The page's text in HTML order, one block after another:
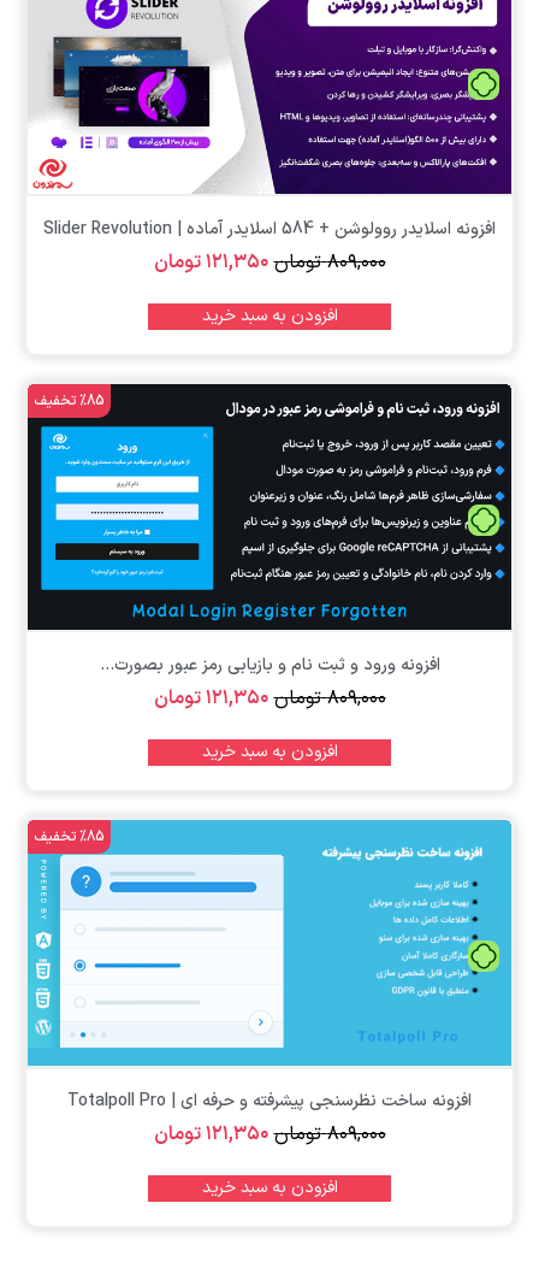
تومان
افزونه اسلایدر روولوشن + 584 اسلایدر آماده | Slider Revolution
۸۰۹,۰۰۰ تومان۱۲۱,۳۵۰تومان
افزودن به سبد خرید
تومان
%85 تخفیف
افزونه ورود و ثبت نام و بازیابی رمز عبور بصورت...
۸۰۹,۰۰۰ تومان۱۲۱,۳۵۰تومان
افزودن به سبد خرید
%85 تخفیف
افزونه ساخت نظرسنجی پیشرفته و حرفه ای | Totalpoll Pro
۸۰۹,۰۰۰ تومان۱۲۱,۳۵۰تومان
افزودن به سبد خرید